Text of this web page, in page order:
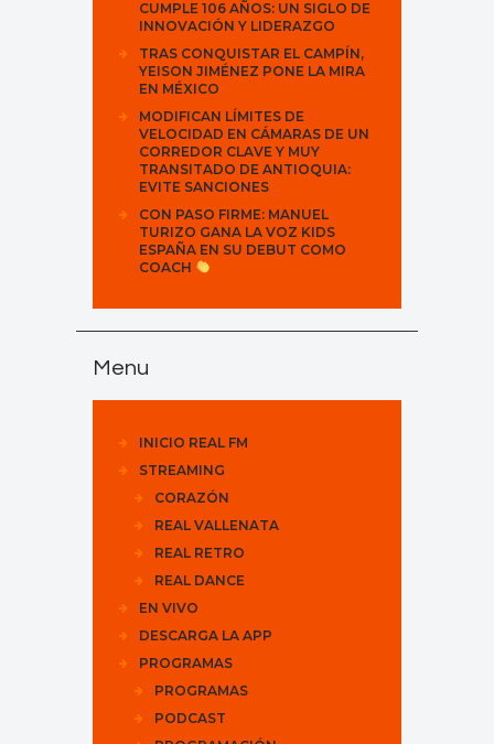
CUMPLE 106 AÑOS: UN SIGLO DE
INNOVACIÓN Y LIDERAZGO
TRAS CONQUISTAR EL CAMPÍN,
YEISON JIMÉNEZ PONE LA MIRA
EN MÉXICO
MODIFICAN LÍMITES DE
VELOCIDAD EN CÁMARAS DE UN
CORREDOR CLAVE Y MUY
TRANSITADO DE ANTIOQUIA:
EVITE SANCIONES
CON PASO FIRME: MANUEL
TURIZO GANA LA VOZ KIDS
ESPAÑA EN SU DEBUT COMO
COACH
Menu
INICIO REAL FM
STREAMING
CORAZÓN
REAL VALLENATA
REAL RETRO
REAL DANCE
EN VIVO
DESCARGA LA APP
PROGRAMAS
PROGRAMAS
PODCAST